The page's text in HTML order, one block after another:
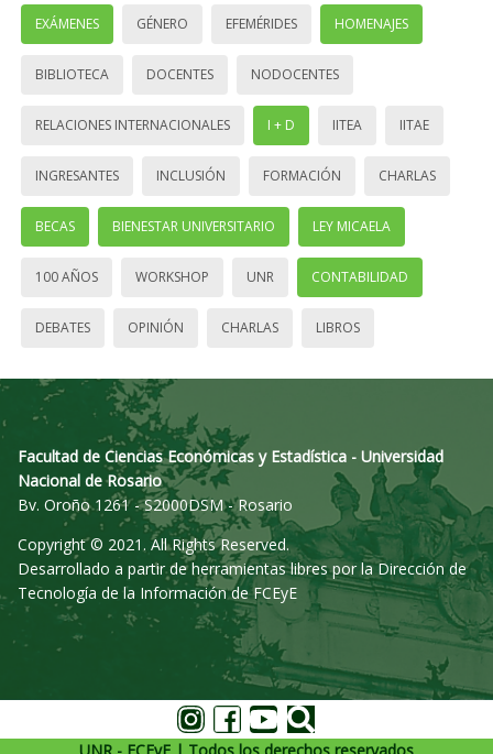
EXÁMENES GÉNERO EFEMÉRIDES HOMENAJES
BIBLIOTECA DOCENTES NODOCENTES
RELACIONES INTERNACIONALES I + D IITEA IITAE
INGRESANTES INCLUSIÓN FORMACIÓN CHARLAS
BECAS BIENESTAR UNIVERSITARIO LEY MICAELA
100 AÑOS WORKSHOP UNR CONTABILIDAD
DEBATES OPINIÓN CHARLAS LIBROS
Facultad de Ciencias Económicas y Estadística - Universidad
Nacional de Rosario
Bv. Oroño 1261 - S2000DSM - Rosario
Copyright © 2021. All Rights Reserved.
Desarrollado a partir de herramientas libres por la Dirección de
Tecnología de la Información de FCEyE